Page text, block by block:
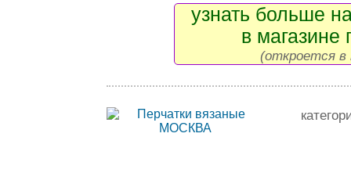
узнать больше
в магазине
(откроется в